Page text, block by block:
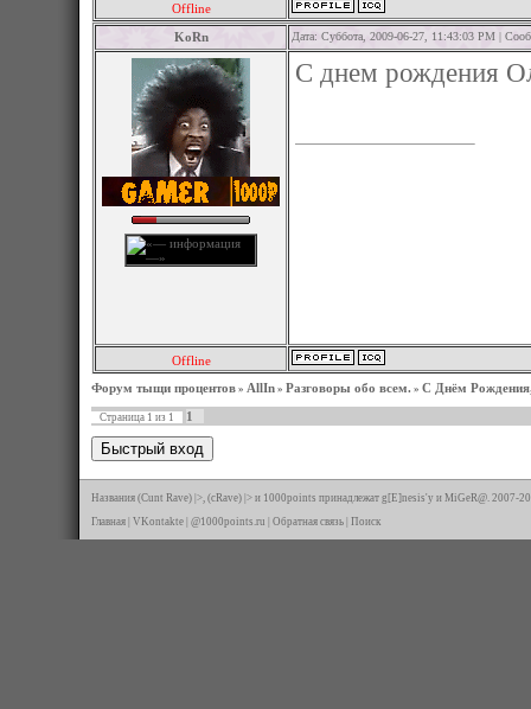
Offline
KoRn
Дата: Суббота, 2009-06-27, 11:43:03 PM |
С днем рождения
Offline
Форум тыщи процентов » AllIn » Разговоры обо всем. » С Днём
Страница 1 из 1 1
Названия (Cunt Rave) |>, (cRave) |> и 1000points принадлежат g[E]nesis'у и MiGeR@. 2007-
Главная VKontakte @1000points.ru Обратная связь Поиск